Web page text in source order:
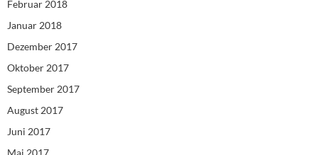
Februar 2018
Januar 2018
Dezember 2017
Oktober 2017
September 2017
August 2017
Juni 2017
Mai 2017